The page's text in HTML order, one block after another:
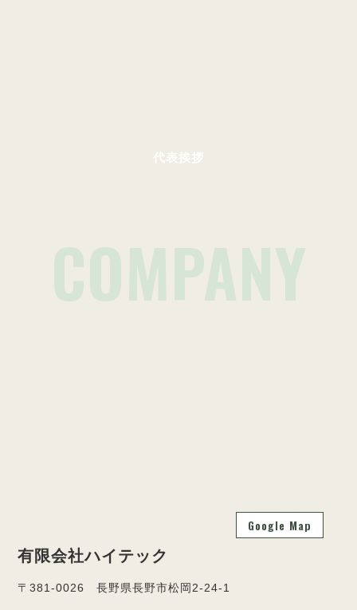
代表挨拶
COMPANY
Google Map
有限会社ハイテック
〒381-0026 長野県長野市松岡2-24-1